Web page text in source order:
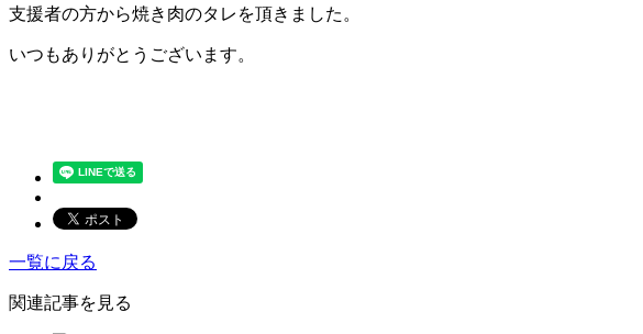
支援者の方から焼き肉のタレを頂きました。
いつもありがとうございます。
一覧に戻る
関連記事を見る